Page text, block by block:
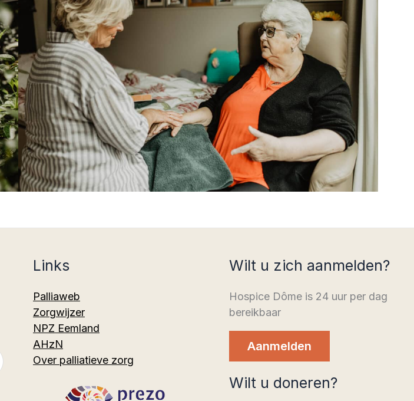
Links
Palliaweb
Zorgwijzer
NPZ Eemland
AHzN
Over palliatieve zorg
Wilt u zich aanmelden?
Hospice Dôme is 24 uur per dag
bereikbaar
Aanmelden
Wilt u doneren?